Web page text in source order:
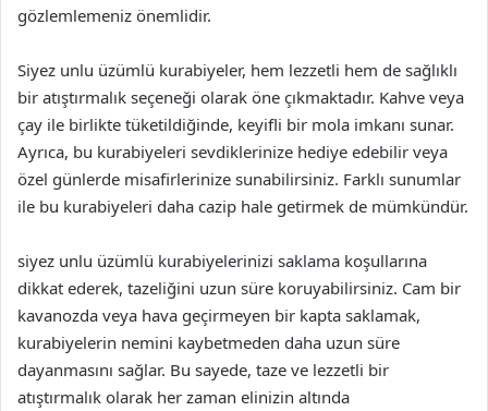
gözlemlemeniz önemlidir.
Siyez unlu üzümlü kurabiyeler, hem lezzetli hem de sağlıklı
bir atıştırmalık seçeneği olarak öne çıkmaktadır. Kahve veya
çay ile birlikte tüketildiğinde, keyifli bir mola imkanı sunar.
Ayrıca, bu kurabiyeleri sevdiklerinize hediye edebilir veya
özel günlerde misafirlerinize sunabilirsiniz. Farklı sunumlar
ile bu kurabiyeleri daha cazip hale getirmek de mümkündür.
siyez unlu üzümlü kurabiyelerinizi saklama koşullarına
dikkat ederek, tazeliğini uzun süre koruyabilirsiniz. Cam bir
kavanozda veya hava geçirmeyen bir kapta saklamak,
kurabiyelerin nemini kaybetmeden daha uzun süre
dayanmasını sağlar. Bu sayede, taze ve lezzetli bir
atıştırmalık olarak her zaman elinizin altında